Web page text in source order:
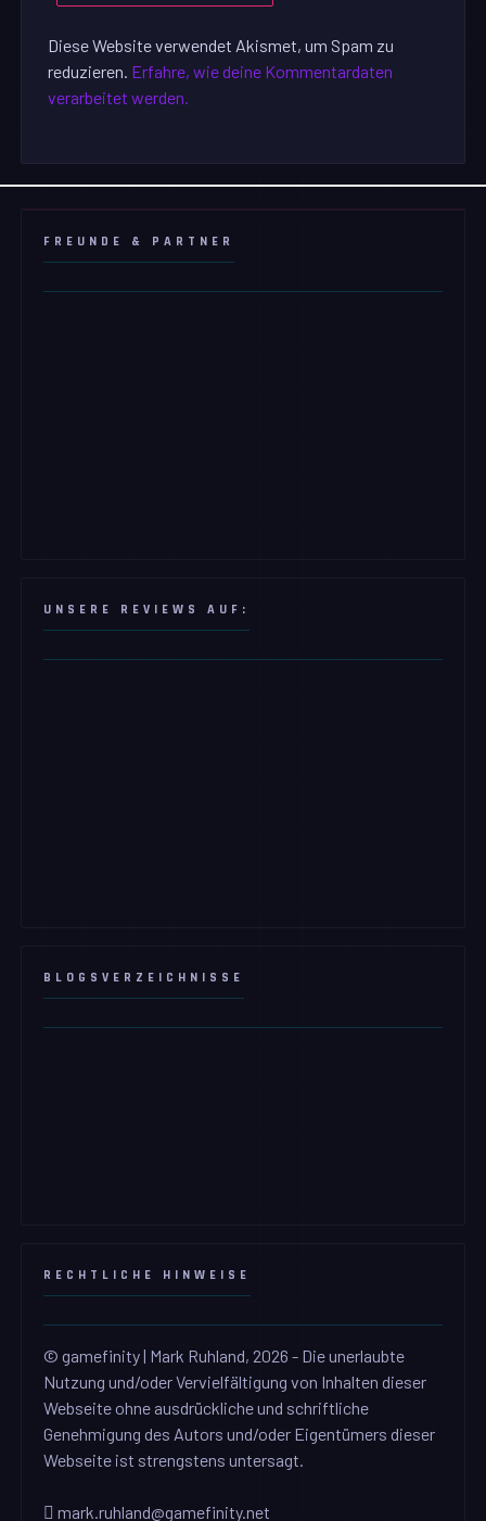
Diese Website verwendet Akismet, um Spam zu
reduzieren. Erfahre, wie deine Kommentardaten
verarbeitet werden.
FREUNDE & PARTNER
UNSERE REVIEWS AUF:
BLOGSVERZEICHNISSE
RECHTLICHE HINWEISE
© gamefinity | Mark Ruhland, 2026 - Die unerlaubte
Nutzung und/oder Vervielfältigung von Inhalten dieser
Webseite ohne ausdrückliche und schriftliche
Genehmigung des Autors und/oder Eigentümers dieser
Webseite ist strengstens untersagt.
mark.ruhland@gamefinity.net